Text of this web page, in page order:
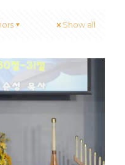
Show all